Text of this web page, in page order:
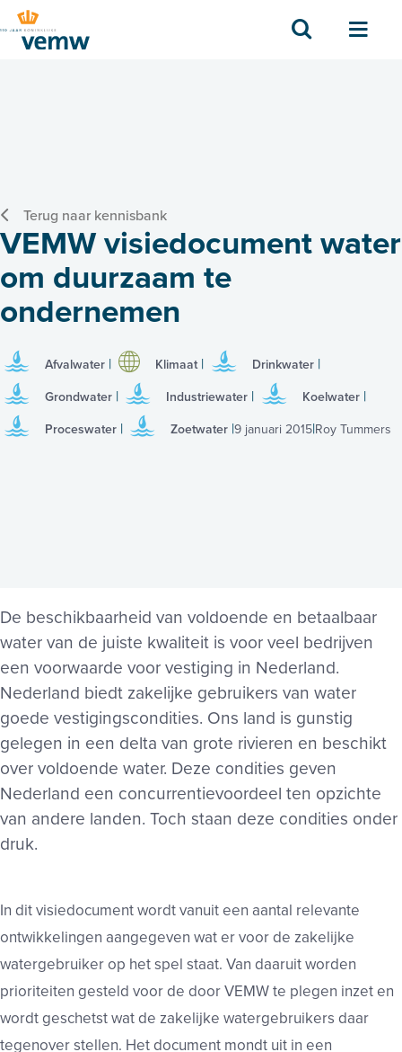
Zoek
Terug naar kennisbank
VEMW visiedocument water
om duurzaam te
ondernemen
Afvalwater Klimaat Drinkwater
Grondwater Industriewater Koelwater
Proceswater Zoetwater 9 januari 2015 Roy Tummers
De beschikbaarheid van voldoende en betaalbaar
water van de juiste kwaliteit is voor veel bedrijven
een voorwaarde voor vestiging in Nederland.
Nederland biedt zakelijke gebruikers van water
goede vestigingscondities. Ons land is gunstig
gelegen in een delta van grote rivieren en beschikt
over voldoende water. Deze condities geven
Nederland een concurrentievoordeel ten opzichte
van andere landen. Toch staan deze condities onder
druk.
In dit visiedocument wordt vanuit een aantal relevante
ontwikkelingen aangegeven wat er voor de zakelijke
watergebruiker op het spel staat. Van daaruit worden
prioriteiten gesteld voor de door VEMW te plegen inzet en
wordt geschetst wat de zakelijke watergebruikers daar
tegenover stellen. Het document mondt uit in een